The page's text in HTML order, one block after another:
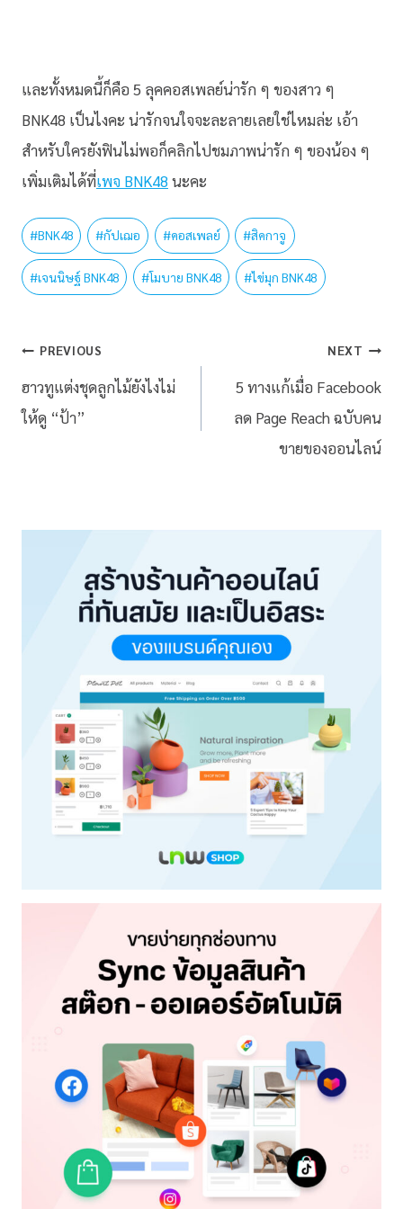
และทั้งหมดนี้ก็คือ 5 ลุคคอสเพลย์น่ารัก ๆ ของสาว ๆ
BNK48 เป็นไงคะ น่ารักจนใจจะละลายเลยใช่ไหมล่ะ เอ้า
สำหรับใครยังฟินไม่พอก็คลิกไปชมภาพน่ารัก ๆ ของน้อง ๆ
เพิ่มเติมได้ที่เพจ BNK48 นะคะ
#BNK48 #กัปเฌอ #คอสเพลย์ #สิคกาจู
#เจนนิษฐ์ BNK48 #โมบาย BNK48 #ไข่มุก BNK48
PREVIOUS
ฮาวทูแต่งชุดลูกไม้ยังไงไม่
ให้ดู “ป้า”
NEXT
5 ทางแก้เมื่อ Facebook
ลด Page Reach ฉบับคน
ขายของออนไลน์